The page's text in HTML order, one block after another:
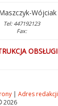
Wójciak
Tel: 447192123
Fax:
OBSŁUGI
| Adres redakcji
2026